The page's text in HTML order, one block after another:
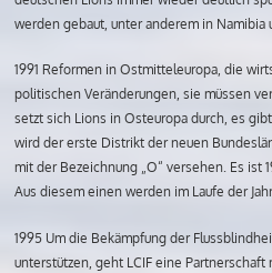
werden gebaut, unter anderem in Namibia
1991 Reformen in Ostmitteleuropa, die
politischen Veränderungen, sie müssen
setzt sich Lions in Osteuropa durch, es
wird der erste Distrikt der neuen
mit der Bezeichnung „O“ versehen. Es ist
Aus diesem einen werden im Laufe der
1995 Um die Bekämpfung der
unterstützen, geht LCIF eine